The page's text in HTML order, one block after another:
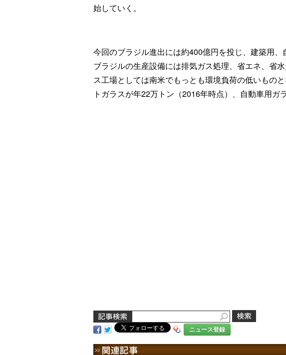
始していく。
今回のブラジル進出には約400億円を投じ、建築用、
ブラジルの生産設備には排気ガス処理、省エネ、省
ス工場としては南米でもっとも環境負荷の低いもの
トガラスが年22万トン（2016年時点）、自動車用ガ
ニュース登録